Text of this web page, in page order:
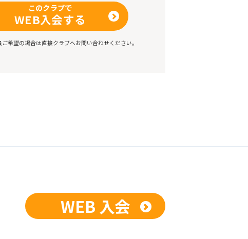
このクラブで
WEB入会する
希望の場合は直接クラブへお問い合わせください。
WEB 入会